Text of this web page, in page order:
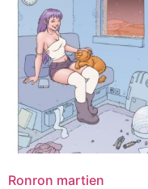
Ronron martien